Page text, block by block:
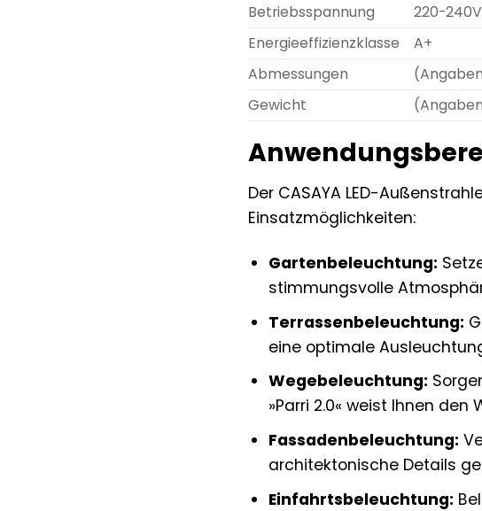
Betriebsspannung
220-
Energieeffizienzklasse
A+
Abmessungen
Gewicht
Der CASAYA LED-
Einsatzmöglichkeiten:
Gartenbeleuchtung:
stimmungsvolle
Terrassenbeleuchtung:
eine optimale
Wegebeleuchtung:
»Parri 2.0« weist Ihnen
Fassadenbeleuchtung:
architektonische Details
Einfahrtsbeleuchtung: